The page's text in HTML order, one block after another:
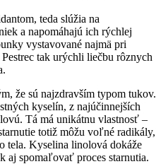
teda slúžia na
a napomáhajú ich rýchlej
vystavované najmä pri
tak urýchli liečbu rôznych
že sú najzdravším typom tukov.
kyselín, z najúčinnejších
Tá má unikátnu vlastnosť –
totiž môžu voľné radikály,
tela. Kyselina linolová dokáže
aj spomaľovať proces starnutia.